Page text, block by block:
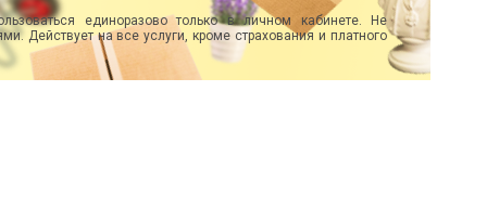
единоразово только в личном кабинете. Не
Действует на все услуги, кроме страхования и платного